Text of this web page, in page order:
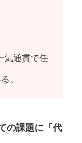
気通貫で任
。
の課題に「代